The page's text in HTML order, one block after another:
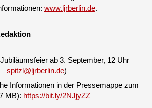
www.ljrberlin.de.
ab 3. September, 12 Uhr
spitzl@ljrberlin.de)
Informationen in der Pressemappe zum
MB): https://bit.ly/2NJjyZZ